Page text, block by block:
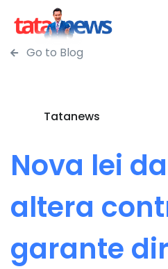
Go to Blog
Tatanews
Nova lei
altera
garante